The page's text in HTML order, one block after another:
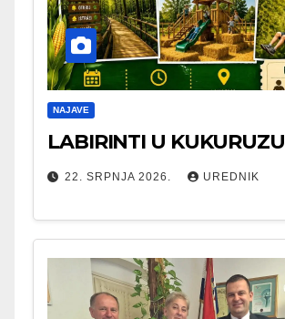
NAJAVE
LABIRINTI U KUKURUZU
22. SRPNJA 2026. UREDNIK